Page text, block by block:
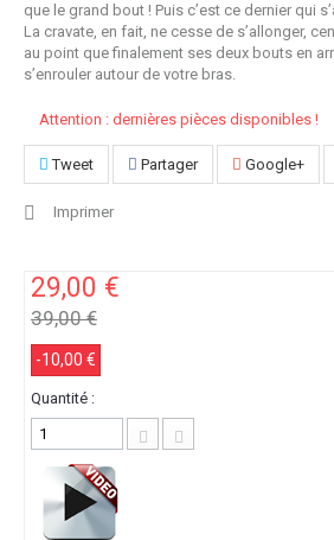
que le grand bout ! Puis c’est ce dernier qui
La cravate, en fait, ne cesse de s’allonger,
au point que finalement ses deux bouts en
s’enrouler autour de votre bras.
Attention : dernières pièces disponibles !
Tweet Partager Google+
Imprimer
29,00 €
39,00 €
-10,00 €
Quantité :